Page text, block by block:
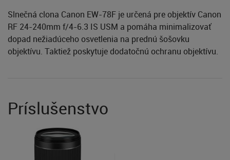
Slnečná clona Canon EW-78F je určená pre objektív Canon
RF 24-240mm f/4-6.3 IS USM a pomáha minimalizovať
dopad nežiadúceho osvetlenia na prednú šošovku
objektívu. Taktiež poskytuje dodatočnú ochranu objektívu.
Príslušenstvo